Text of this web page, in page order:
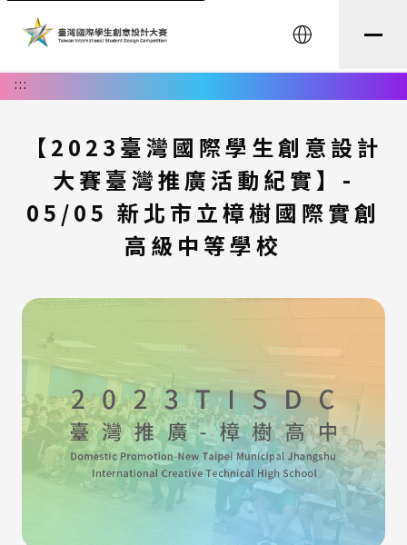
English
:::
【2023臺灣國際學生創意設計
大賽臺灣推廣活動紀實】-
05/05 新北市立樟樹國際實創
高級中等學校